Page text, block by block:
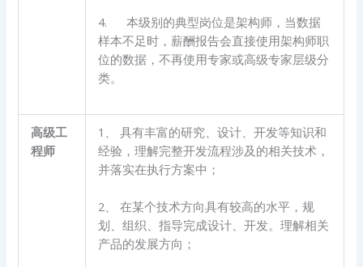
4. 本级别的典型岗位是架构师，当数据
样本不足时，薪酬报告会直接使用架构师职
位的数据，不再使用专家或高级专家层级分
类。
高级工
程师
1、 具有丰富的研究、设计、开发等知识和
经验，理解完整开发流程涉及的相关技术，
并落实在执行方案中；
2、 在某个技术方向具有较高的水平，规
划、组织、指导完成设计、开发。理解相关
产品的发展方向；